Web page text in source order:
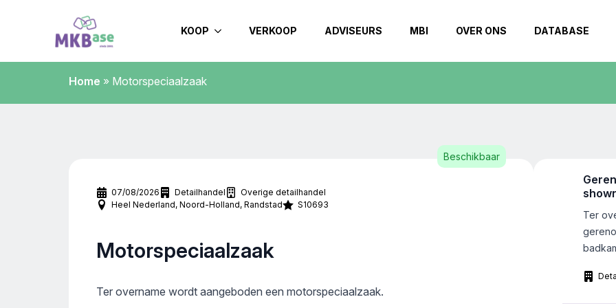
KOOP VERKOOP ADVISEURS MBI OVER ONS DATABASE
Home » Motorspeciaalzaak
07/08/2026 Detailhandel
Overige detailhandel
Heel Nederland Noord-Holland Randstad S10693
Motorspeciaalzaak
Ter overname wordt aangeboden een motorspeciaalzaak.
Beschikbaar
Ter
omzet